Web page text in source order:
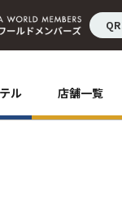
ル 店舗一覧